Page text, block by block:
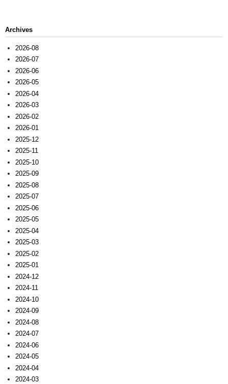
Archives
2026-08
2026-07
2026-06
2026-05
2026-04
2026-03
2026-02
2026-01
2025-12
2025-11
2025-10
2025-09
2025-08
2025-07
2025-06
2025-05
2025-04
2025-03
2025-02
2025-01
2024-12
2024-11
2024-10
2024-09
2024-08
2024-07
2024-06
2024-05
2024-04
2024-03